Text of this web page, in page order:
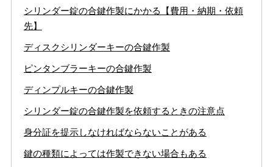
シリンダー錠の合鍵作製にかかる【費用・納期・依頼
先】
ディスクシリンダーキーの合鍵作製
ピンタンブラーキーの合鍵作製
ディンプルキーの合鍵作製
シリンダー錠の合鍵作製を依頼するときの注意点
身分証を提示しなければならないことがある
鍵の種類によっては作製できない場合もある